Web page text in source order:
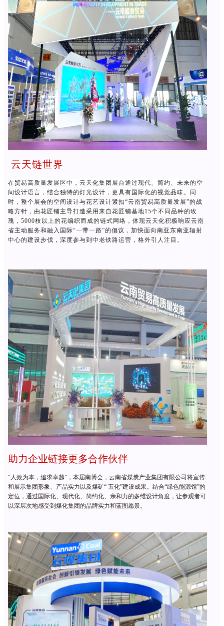
云天链世界
在贸易高质量发展区中 ， 云天化集团展台通过现代、简约、未来的空
间设计语言，结合独特的灯光设计，更具有国际化的视觉品味。同
时， 整个展会的 空间设计与花艺设计紧扣“云南贸易高质量发展”的战
略方针， 由花匠铺主导打造采用来自花匠铺基地15个不同品种的玫
瑰 ， 5000枝以上的花编织而成的链式网络 ， 体现云天化积极响应云南
省主动服务和融入国际“一带一路”的倡议，加快面向南亚东南亚辐射
中心的建设步伐，深度参与到中老铁路运营 ， 格外引人注目 。
助力企业链接更多合作伙伴
“人效为本，追求卓越”，本届南博会，云南省煤炭产业集团有限公司将宣传
和展示集团形象、产品实力以及煤矿“ 五化”建设成果。结合“绿色能源馆”的
定位，通过国际化、现代化、简约化、亲和力的多维设计角度，让参观者可
以深层次地感受到煤化集团的品牌实力和蓝图愿景。